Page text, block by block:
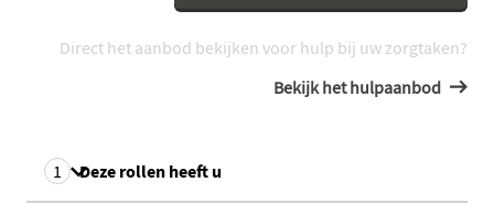
Direct het aanbod bekijken voor hulp bij uw zorgtaken?
Bekijk het hulpaanbod
Mijn
antwoorden
Deze rollen heeft u